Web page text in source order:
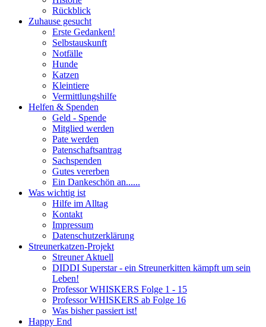
Rückblick
Zuhause gesucht
Erste Gedanken!
Selbstauskunft
Notfälle
Hunde
Katzen
Kleintiere
Vermittlungshilfe
Helfen & Spenden
Geld - Spende
Mitglied werden
Pate werden
Patenschaftsantrag
Sachspenden
Gutes vererben
Ein Dankeschön an......
Was wichtig ist
Hilfe im Alltag
Kontakt
Impressum
Datenschutzerklärung
Streunerkatzen-Projekt
Streuner Aktuell
DIDDI Superstar - ein Streunerkitten kämpft um sein
Leben!
Professor WHISKERS Folge 1 - 15
Professor WHISKERS ab Folge 16
Was bisher passiert ist!
Happy End